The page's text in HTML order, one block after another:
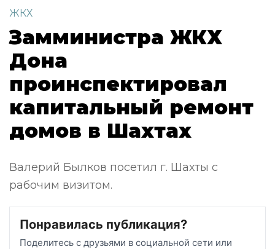
ЖКХ
Замминистра ЖКХ
Дона
проинспектировал
капитальный ремонт
домов в Шахтах
Валерий Былков посетил г. Шахты с
рабочим визитом.
Понравилась публикация?
Поделитесь с друзьями в социальной сети или